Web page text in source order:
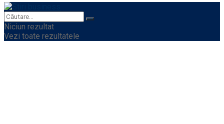
Niciun rezultat
Vezi toate rezultatele